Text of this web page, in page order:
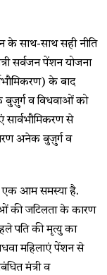
के साथ-साथ सही नीति
सर्वजन पेंशन योजना
के बाद
व विधवाओं को
से
अनेक बुज़ुर्ग व
एक आम समस्या है.
की जटिलता के कारण
पति की मृत्यु का
महिलाएं पेंशन से
मंत्री व